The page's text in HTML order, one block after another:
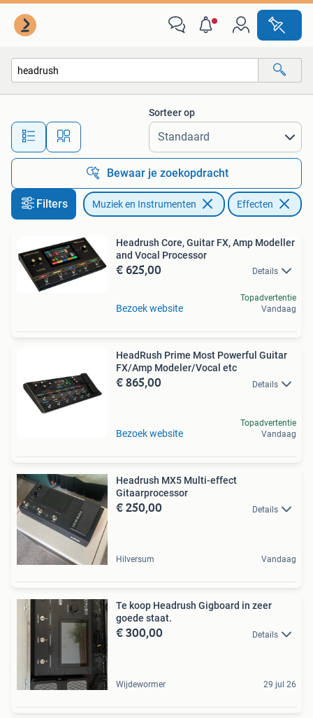
Alle afstanden…
Sorteer op
Bewaar je zoekopdracht
Filters Muziek en Instrumenten Effecten
Headrush Core, Guitar FX, Amp Modeller
and Vocal Processor
€ 625,00 Details
Bezoek website
Topadvertentie
Vandaag
HeadRush Prime Most Powerful Guitar
FX/Amp Modeler/Vocal etc
€ 865,00 Details
Bezoek website
Topadvertentie
Vandaag
Headrush MX5 Multi-effect
Gitaarprocessor
€ 250,00 Details
Hilversum Vandaag
Te koop Headrush Gigboard in zeer
goede staat.
€ 300,00 Details
Wijdewormer 29 jul 26